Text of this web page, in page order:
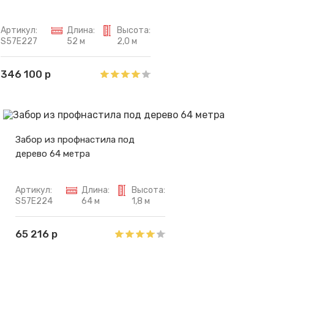
Артикул:
S57E227
Длина:
52 м
Высота:
2,0 м
346 100 р
Забор из профнастила под
дерево 64 метра
Артикул:
S57E224
Длина:
64 м
Высота:
1,8 м
65 216 р